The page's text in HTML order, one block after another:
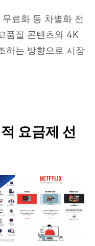
료화 등 차별화 전
품질 콘텐츠와 4K
하는 방향으로 시장
요금제 선